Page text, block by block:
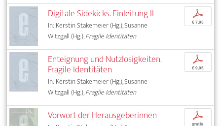
Digitale Sidekicks. Einleitung II
In: Kerstin Stakemeier (Hg.), Susanne
Witzgall (Hg.),Fragile Identitäten
p
€ 7,95
Enteignung und Nutzlosigkeiten.
Fragile Identitäten
In: Kerstin Stakemeier (Hg.), Susanne
Witzgall (Hg.),Fragile Identitäten
p
€ 9,95
Vorwort der Herausgeberinnen p
gratis